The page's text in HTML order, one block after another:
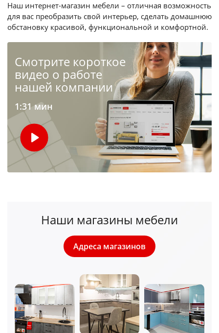
Наш интернет-магазин мебели – отличная возможность
для вас преобразить свой интерьер, сделать домашнюю
обстановку красивой, функциональной и комфортной.
Cмотрите короткое
видео о работе
нашей компании
1:31 мин
Наши магазины мебели
Адреса магазинов